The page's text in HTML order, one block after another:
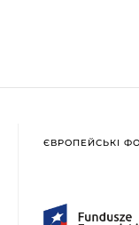
ЄВРОПЕЙСЬКІ